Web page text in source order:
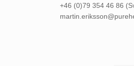
+46 (0)79 354 46 86